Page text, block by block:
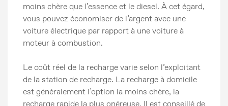
moins chère que l’essence et le diesel. À cet égard,
vous pouvez économiser de l’argent avec une
voiture électrique par rapport à une voiture à
moteur à combustion.
Le coût réel de la recharge varie selon l’exploitant
de la station de recharge. La recharge à domicile
est généralement l’option la moins chère, la
recharge rapide la plus onéreuse. Il est conseillé de